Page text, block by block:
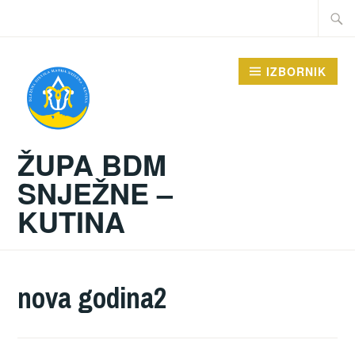
Traži:
ŽUPA BDM
SNJEŽNE –
KUTINA
IZBORNIK
nova godina2